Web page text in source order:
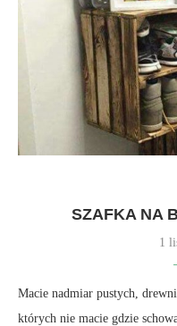
SZAFKA NA
1
Macie nadmiar pustych,
których nie macie gdzie